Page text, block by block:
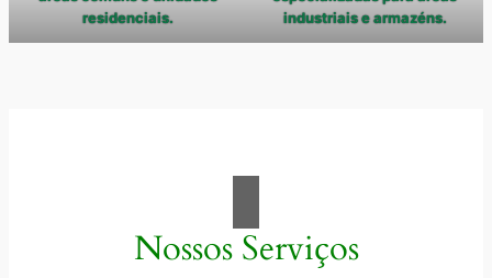
residenciais.
industriais e armazéns.
Nossos Serviços